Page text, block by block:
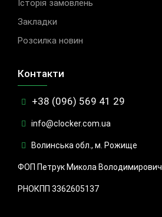
Історія замовлень
Закладки
Розсилка новин
Контакти
+38 (096) 569 41 29
info@clocker.com.ua
Волинська обл., м. Рожище
ФОП Петрук Микола Володимирович
РНОКПП 3362605137